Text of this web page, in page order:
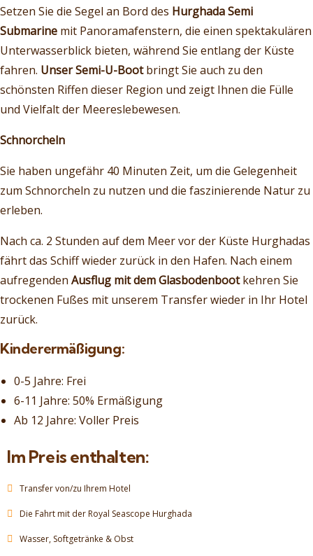
Setzen Sie die Segel an Bord des Hurghada Semi
Submarine mit Panoramafenstern, die einen spektakulären
Unterwasserblick bieten, während Sie entlang der Küste
fahren. Unser Semi-U-Bootbringt Sie auch zu den
schönsten Riffen dieser Region und zeigt Ihnen die Fülle
und Vielfalt der Meereslebewesen.
Schnorcheln
Sie haben ungefähr 40 Minuten Zeit, um die Gelegenheit
zum Schnorcheln zu nutzen und die faszinierende Natur zu
erleben.
Nach ca. 2 Stunden auf dem Meer vor der Küste Hurghadas
fährt das Schiff wieder zurück in den Hafen. Nach einem
aufregenden Ausflug mit dem Glasbodenbootkehren Sie
trockenen Fußes mit unserem Transfer wieder in Ihr Hotel
zurück.
Kinderermäßigung:
0-5 Jahre: Frei
6-11 Jahre: 50% Ermäßigung
Ab 12 Jahre: Voller Preis
Im Preis enthalten:
Transfer von/zu Ihrem Hotel
Die Fahrt mit der Royal Seascope Hurghada
Wasser, Softgetränke & Obst